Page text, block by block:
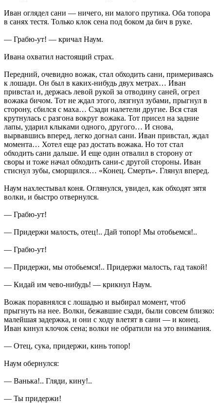
Иван оглядел сани — ничего, ни малого прутика. Оба топора
в санях тестя. Только клок сена под боком да бич в руке.
— Грабю-ут! — кричал Наум.
Ивана охватил настоящий страх.
Передний, очевидно вожак, стал обходить сани, примериваясь
к лошади. Он был в каких-нибудь двух метрах… Иван
привстал и, держась левой рукой за отводину саней, огрел
вожака бичом. Тот не ждал этого, лязгнул зубами, прыгнул в
сторону, сбился с маха… Сзади налетели другие. Вся стая
крутнулась с разгона вокруг вожака. Тот присел на задние
лапы, ударил клыками одного, другого… И снова,
вырвавшись вперед, легко догнал сани. Иван привстал, ждал
момента… Хотел еще раз достать вожака. Но тот стал
обходить сани дальше. И еще один отвалил в сторону от
своры и тоже начал обходить сани-с другой стороны. Иван
стиснул зубы, сморщился… «Конец. Смерть». Глянул вперед.
Наум нахлестывал коня. Оглянулся, увидел, как обходят зятя
волки, и быстро отвернулся.
— Грабю-ут!
— Придержи малость, отец!.. Дай топор! Мы отобьемся!..
— Грабю-ут!
— Придержи, мы отобьемся!.. Придержи малость, гад такой!
— Кидай им чево-нибудь! — крикнул Наум.
Вожак поравнялся с лошадью и выбирал момент, чтоб
прыгнуть на нее. Волки, бежавшие сзади, были совсем близко:
малейшая задержка, и они с ходу влетят в сани — и конец.
Иван кинул клочок сена; волки не обратили на это внимания.
— Отец, сука, придержи, кинь топор!
Наум обернулся:
— Ванька!.. Гляди, кину!..
— Ты придержи!